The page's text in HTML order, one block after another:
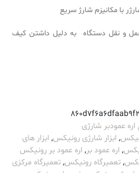
با مکانیزم شارژ سریع
و نقل دستگاه به دلیل داشتن کیف
اره عمودبر شارژی
, ابزار شارژی رونیکس, ابزار های
, اره عمود بر, اره عمود بر رونیکس
, تعمیرگاه رونیکس, تعمیرگاه مرکزی